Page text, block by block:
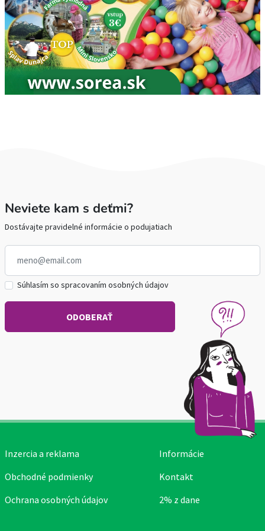
Neviete kam s deťmi?
Dostávajte pravidelné informácie o podujatiach
Súhlasím so spracovaním osobných údajov
Inzercia a reklama
Obchodné podmienky
Ochrana osobných údajov
Informácie
Kontakt
2% z dane